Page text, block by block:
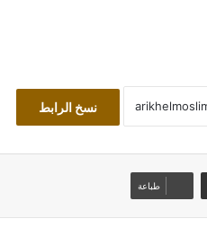
نسخ الرابط
طباعة